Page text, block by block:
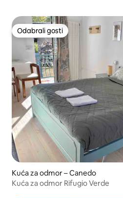
Odabrali gosti
Odabrali gosti
Kuća za odmor – Canedo
Kuća za odmor Rifugio Verde